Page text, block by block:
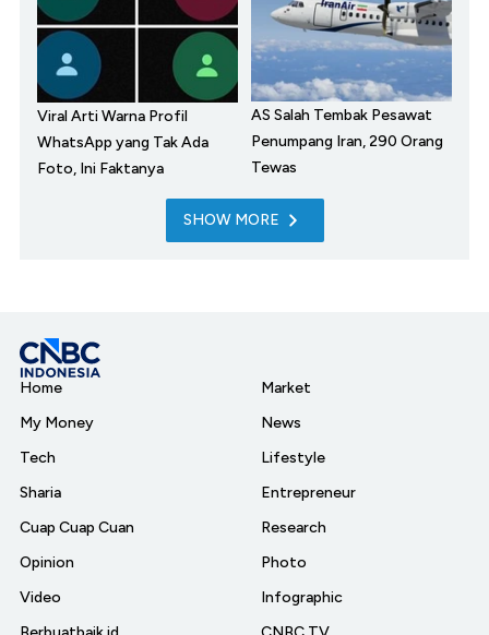
Viral Arti Warna Profil
WhatsApp yang Tak Ada
Foto, Ini Faktanya
AS Salah Tembak Pesawat
Penumpang Iran, 290 Orang
Tewas
SHOW MORE
Home
My Money
Tech
Sharia
Cuap Cuap Cuan
Opinion
Video
Market
News
Lifestyle
Entrepreneur
Research
Photo
Infographic